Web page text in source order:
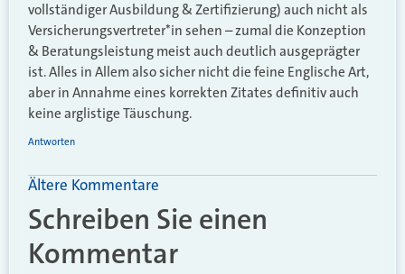
vollständiger Ausbildung & Zertifizierung) auch nicht als
Versicherungsvertreter*in sehen – zumal die Konzeption
& Beratungsleistung meist auch deutlich ausgeprägter
ist. Alles in Allem also sicher nicht die feine Englische Art,
aber in Annahme eines korrekten Zitates definitiv auch
keine arglistige Täuschung.
Antworten
Ältere Kommentare
Schreiben Sie einen
Kommentar